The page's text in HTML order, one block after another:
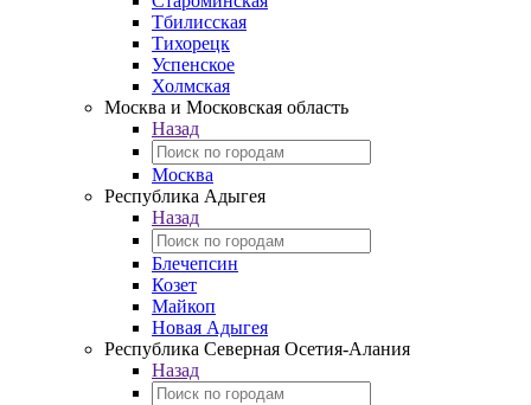
Тбилисская
Тихорецк
Успенское
Холмская
Москва и Московская область
Назад
Москва
Республика Адыгея
Назад
Блечепсин
Козет
Майкоп
Новая Адыгея
Республика Северная Осетия-Алания
Назад